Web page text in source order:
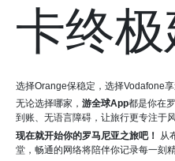
卡终极
选择Orange保稳定，选择Vodafone享
无论选择哪家， 游全球App都是你在
到账、无语言障碍，让旅行更专注于
现在就开始你的罗马尼亚之旅吧！
从
堂，畅通的网络将陪伴你记录每一刻精